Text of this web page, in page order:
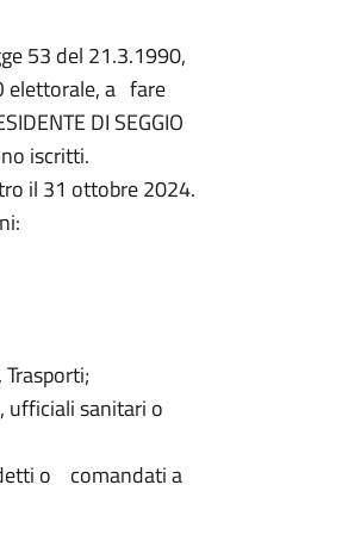
53 del 21.3.1990,
elettorale, a fare
DI SEGGIO
iscritti.
il 31 ottobre 2024.
ufficiali sanitari o
o comandati a